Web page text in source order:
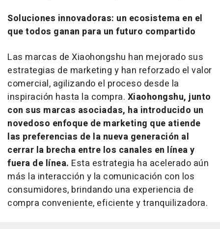
Soluciones innovadoras: un ecosistema en el
que todos ganan para un futuro compartido
Las marcas de Xiaohongshu han mejorado sus
estrategias de marketing y han reforzado el valor
comercial, agilizando el proceso desde la
inspiración hasta la compra. Xiaohongshu, junto
con sus marcas asociadas, ha introducido un
novedoso enfoque de marketing que atiende
las preferencias de la nueva generación al
cerrar la brecha entre los canales en línea y
fuera de línea. Esta estrategia ha acelerado aún
más la interacción y la comunicación con los
consumidores, brindando una experiencia de
compra conveniente, eficiente y tranquilizadora.